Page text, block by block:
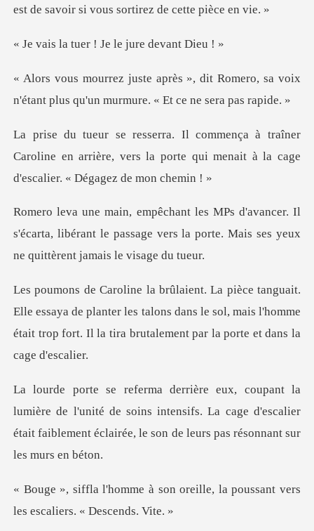
er ! Je le jure
it Romero, sa voix
n'étant plus qu'un
ner
Caroline en arrière, vers la porte qui menait
Il
s'écarta, libérant le passage vers la porte. Mai
aya de planter les talons dans le sol, mais l'homme
était trop fo
l'unité de soins intensifs. La cage d'escalier
était faiblement
n oreille, la poussant vers
le